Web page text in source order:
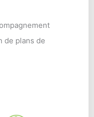
de plans de